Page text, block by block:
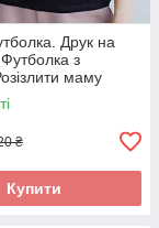
Друк на
з
маму
₴
Купити